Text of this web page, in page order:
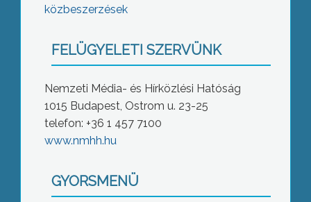
közbeszerzések
FELÜGYELETI SZERVÜNK
Nemzeti Média- és Hírközlési Hatóság
1015 Budapest, Ostrom u. 23-25
telefon: +36 1 457 7100
www.nmhh.hu
GYORSMENÜ